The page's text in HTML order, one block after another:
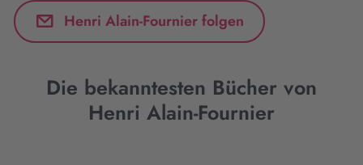
Henri Alain-Fournier folgen
Die bekanntesten Bücher von
Henri Alain-Fournier